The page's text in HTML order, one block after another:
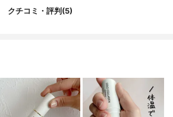
a、 ヒドロキシエチルセルロース、ムクゲ
ド-7、 パルミトイルトリペプチド-1、 トリ
ペプチド-1、 金(3ppm)、 ヒア ルロン酸、
加水分解ヒアルロン酸、ヒアルロン酸Na、
加水分解ヒアルロン酸Na、 ヒアルロン酸
クチコミ・評判(5)